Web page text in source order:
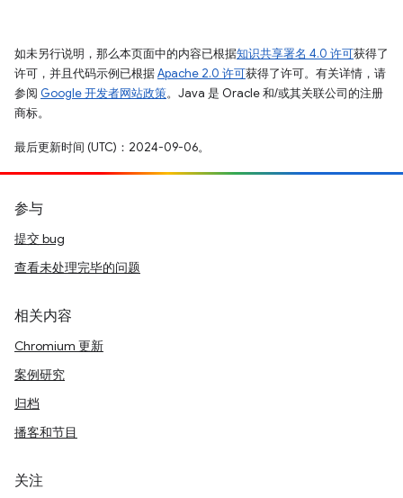
如未另行说明，那么本页面中的内容已根据知识共享署名 4.0 许可获得了
许可，并且代码示例已根据Apache 2.0 许可获得了许可。有关详情，请
参阅 Google 开发者网站政策。Java 是 Oracle 和/或其关联公司的注册
商标。
最后更新时间 (UTC)：2024-09-06。
参与
提交 bug
查看未处理完毕的问题
相关内容
Chromium 更新
案例研究
归档
播客和节目
关注